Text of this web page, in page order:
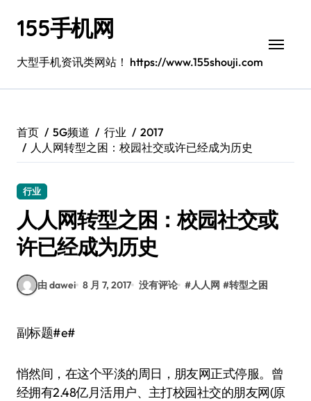
155手机网
大型手机资讯类网站！ https://www.155shouji.com
首页 5G频道 行业
2017
人人网转型之困：校园社交或许已经成为历史
行业
人人网转型之困：校园社交或
许已经成为历史
由 dawei 8 月 7, 2017 没有评论 #人人网 #转型之困
副标题#e#
悄然间，在这个平淡的周日，朋友网正式停服。曾
经拥有2.48亿月活用户、主打校园社交的朋友网(原